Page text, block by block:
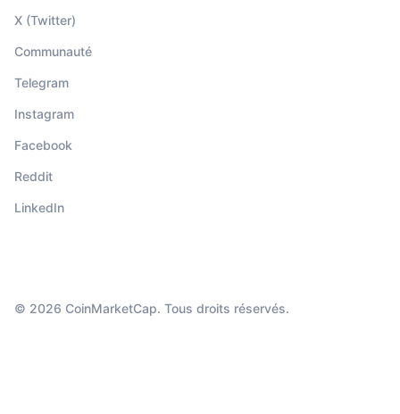
X (Twitter)
Communauté
Telegram
Instagram
Facebook
Reddit
LinkedIn
© 2026 CoinMarketCap. Tous droits réservés.